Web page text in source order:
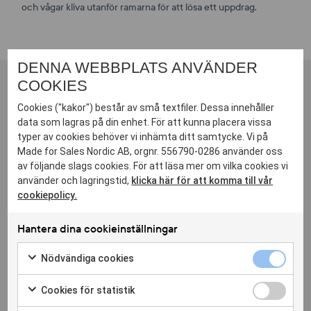
och vågar kliva utanför ramarna för att lösa ett uppdrag.
SE FLER MEDARBETARE
073 204 32 24
DENNA WEBBPLATS ANVÄNDER
COOKIES
Cookies ("kakor") består av små textfiler. Dessa innehåller
data som lagras på din enhet. För att kunna placera vissa
typer av cookies behöver vi inhämta ditt samtycke. Vi på
Made for Sales Nordic AB, orgnr. 556790-0286 använder oss
av följande slags cookies. För att läsa mer om vilka cookies vi
använder och lagringstid, klicka här för att komma till vår
cookiepolicy.
Hantera dina cookieinställningar
Nödvändiga cookies
för
cookies
kryssruta
Cookies för statistik
Cookies
för